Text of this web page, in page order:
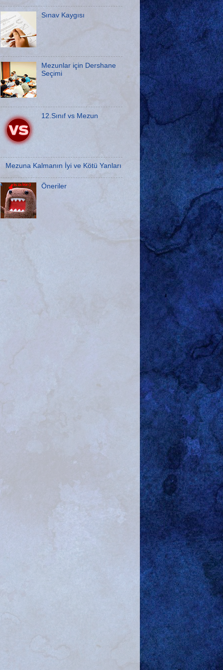
Sınav Kaygısı
Mezunlar için Dershane
Seçimi
12.Sınıf vs Mezun
Mezuna Kalmanın İyi ve Kötü Yanları
Öneriler